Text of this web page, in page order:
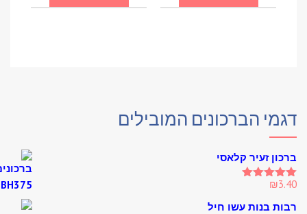
הברכונים המובילים
זעיר קלאסי
Rated
₪
בנות עשו חיל